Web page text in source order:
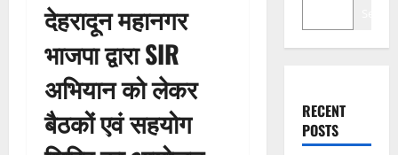
देहरादून महानगर
भाजपा द्वारा SIR
अभियान को लेकर
बैठकों एवं सहयोग
RECENT
POSTS